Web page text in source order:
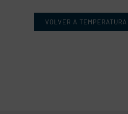
VOLVER A TEMPERATURA